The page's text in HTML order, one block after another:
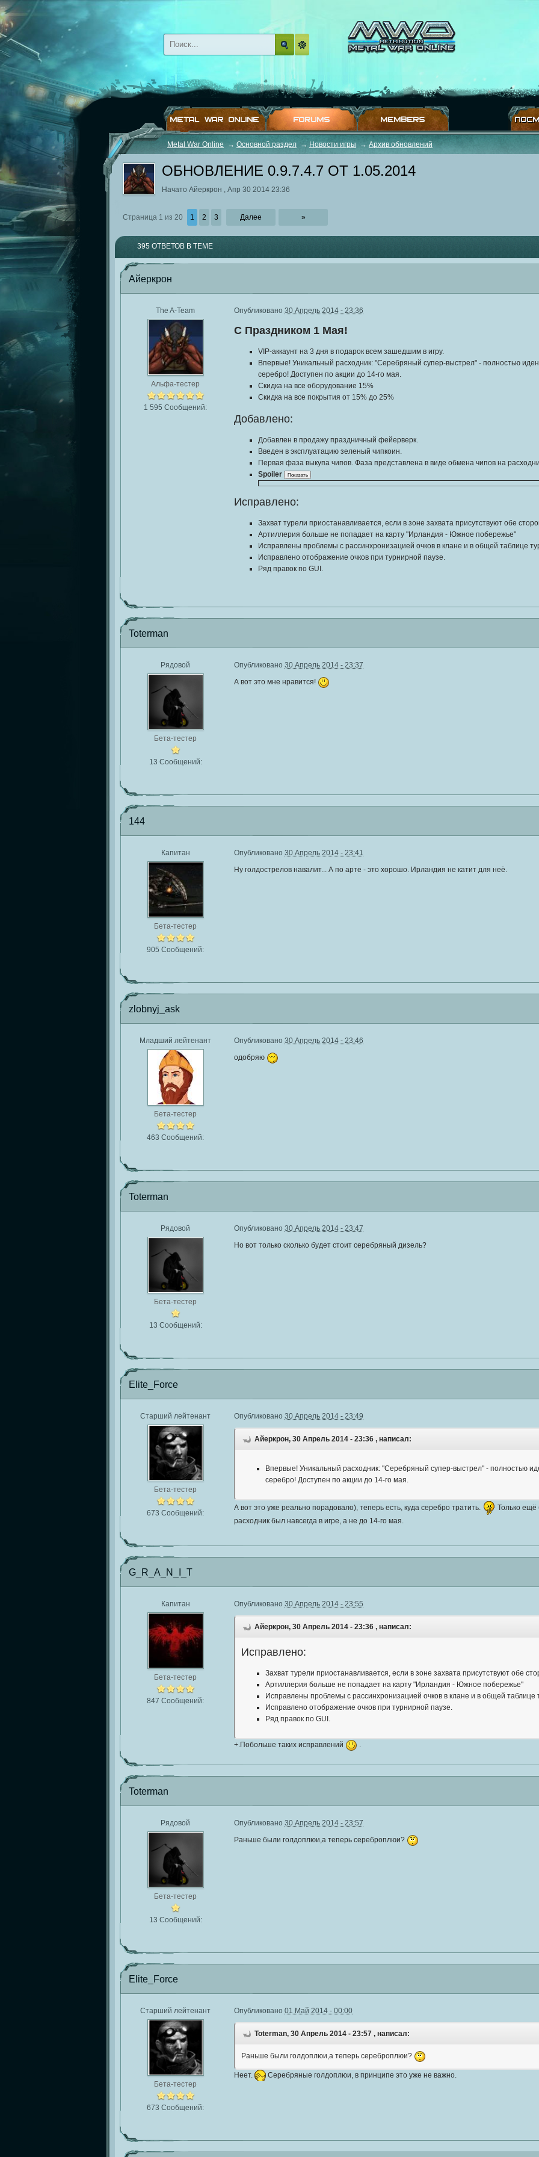
METAL WAR ONLINE FORUMS MEMBERS
Metal War Online → Основной раздел → Новости игры → Архив обновлений
ОБНОВЛЕНИЕ 0.9.7.4.7 ОТ 1.05.2014
Начато Айеркрон , Апр 30 2014 23:36
Страница 1 из 20 1 2 3 Далее »
395 ОТВЕТОВ В ТЕМЕ
Айеркрон
The A-Team
Альфа-тестер
1 595 Сообщений:
Опубликовано 30 Апрель 2014 - 23:36
С Праздником 1 Мая!
VIP-аккаунт на 3 дня в подарок всем зашедшим в игру.
Впервые! Уникальный расходник: "Серебряный супер-выстрел" - полностью
серебро! Доступен по акции до 14-го мая.
Скидка на все оборудование 15%
Скидка на все покрытия от 15% до 25%
Добавлено:
Добавлен в продажу праздничный фейерверк.
Введен в эксплуатацию зеленый чипкоин.
Первая фаза выкупа чипов. Фаза представлена в виде обмена чипов на
Spoiler
Исправлено:
Захват турели приостанавливается, если в зоне захвата присутствуют обе
Артиллерия больше не попадает на карту "Ирландия - Южное побережье"
Исправлены проблемы с рассинхронизацией очков в клане и в общей таблице
Исправлено отображение очков при турнирной паузе.
Ряд правок по GUI.
Toterman
Рядовой
Бета-тестер
13 Сообщений:
Опубликовано 30 Апрель 2014 - 23:37
А вот это мне нравится!
144
Капитан
Бета-тестер
905 Сообщений:
Опубликовано 30 Апрель 2014 - 23:41
Ну голдострелов навалит... А по арте - это хорошо. Ирландия не катит для неё.
zlobnyj_ask
Младший лейтенант
Бета-тестер
463 Сообщений:
Опубликовано 30 Апрель 2014 - 23:46
одобряю
Toterman
Рядовой
Бета-тестер
13 Сообщений:
Опубликовано 30 Апрель 2014 - 23:47
Но вот только сколько будет стоит серебряный дизель?
Elite_Force
Старший лейтенант
Бета-тестер
673 Сообщений:
Опубликовано 30 Апрель 2014 - 23:49
Айеркрон, 30 Апрель 2014 - 23:36 , написал:
Впервые! Уникальный расходник: "Серебряный супер-выстрел" - полностью
серебро! Доступен по акции до 14-го мая.
А вот это уже реально порадовало), теперь есть, куда серебро тратить.
Только ещё
расходник был навсегда в игре, а не до 14-го мая.
G_R_A_N_I_T
Капитан
Бета-тестер
847 Сообщений:
Опубликовано 30 Апрель 2014 - 23:55
Айеркрон, 30 Апрель 2014 - 23:36 , написал:
Исправлено:
Захват турели приостанавливается, если в зоне захвата присутствуют обе
Артиллерия больше не попадает на карту "Ирландия - Южное побережье"
Исправлены проблемы с рассинхронизацией очков в клане и в общей таблице
Исправлено отображение очков при турнирной паузе.
Ряд правок по GUI.
+.Побольше таких исправлений .
Toterman
Рядовой
Бета-тестер
13 Сообщений:
Опубликовано 30 Апрель 2014 - 23:57
Раньше были голдоплюи,а теперь сереброплюи?
Elite_Force
Старший лейтенант
Бета-тестер
673 Сообщений:
Опубликовано 01 Май 2014 - 00:00
Toterman, 30 Апрель 2014 - 23:57 , написал:
Раньше были голдоплюи,а теперь сереброплюи?
Неет. Серебряные голдоплюи, в принципе это уже не важно.